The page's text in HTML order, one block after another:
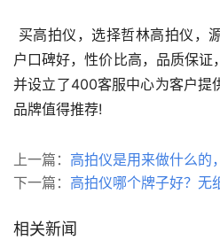
买高拍仪，选择哲林高拍仪，
户口碑好，性价比高，品质保证
并设立了400客服中心为客户提
品牌值得推荐!
上一篇： 高拍仪是用来做什么的
下一篇： 高拍仪哪个牌子好？无
相关新闻